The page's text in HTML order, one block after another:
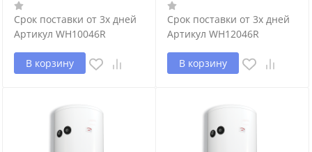
Срок поставки от 3х дней
Артикул WH10046R
В корзину
Срок поставки от 3х дней
Артикул WH12046R
В корзину